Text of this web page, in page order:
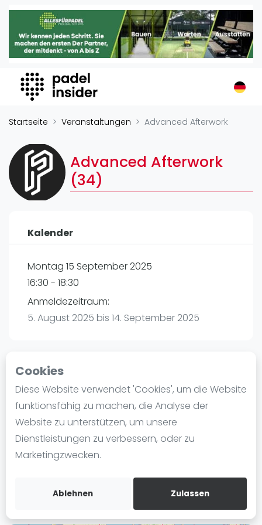
Cookies
Diese Website verwendet 'Cookies', um die Website
funktionsfähig zu machen, die Analyse der
Website zu unterstützen, um unsere
Dienstleistungen zu verbessern, oder zu
Marketingzwecken.
Ablehnen Zulassen
Padel Insider
Home
Organisationen
Buchungssysteme
Padel-Shops
Padelplatzbauer
Verschiedenes
Veranstaltungen
International
Ranking
Männer
Frauen
Blog
Die Geschichte von Padel
Regeln und Punktzählung
Padel Schläge
Video
Startseite Veranstaltungen Advanced Afterwork
Advanced Afterwork
(34)
Kalender
Montag 15 September 2025
16:30 - 18:30
Anmeldezeitraum:
5. August 2025 bis 14. September 2025
Playtomic
Padel Passion Kaltenkirchen | Kaltenkirchen
Leibnizstraße 9A
24568Kaltenkirchen
Routebeschrijving